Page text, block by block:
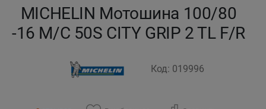
MICHELIN Мотошина 100/80
-16 M/C 50S CITY GRIP 2 TL F/R
Код: 019996
Талдыкорган